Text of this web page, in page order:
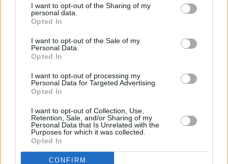
I want to opt-out of the Sharing of my
personal data.
Opted In
I want to opt-out of the Sale of my
Personal Data.
Opted In
I want to opt-out of processing my
Personal Data for Targeted Advertising.
Opted In
I want to opt-out of Collection, Use,
Retention, Sale, and/or Sharing of my
Personal Data that Is Unrelated with the
Purposes for which it was collected.
Opted In
CONFIRM
capitale (+2,1 per cento, +896 imprese) giunte a rappresentare il
16,3 per cento. Si sono ridotte in modo sensibile le società di
individuali (-62 unità, -0,4 per cento).
Tra gennaio e marzo ha trovato conferma la tendenza positiva per
meno intensa rispetto ai trimestri precedenti. La spinta dei “bonus”
si è forse scontrata con limiti d’offerta (disponibilità di imprese,
lavoratori e materiali), con notevoli incrementi dei listini, sui cui
hanno gravato anche le conseguenze del conflitto in Ucraina.